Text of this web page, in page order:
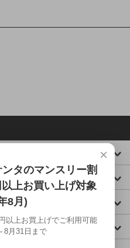
×
ンタのマンスリー割
上お買い上げ対象
8月)
以上お買上げでご利用可能
8月31日まで